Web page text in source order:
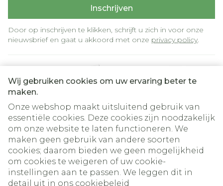
Wij gebruiken cookies om uw ervaring beter te
maken.
Onze webshop maakt uitsluitend gebruik van
essentiële cookies. Deze cookies zijn noodzakelijk
om onze website te laten functioneren. We
maken geen gebruik van andere soorten
cookies; daarom bieden we geen mogelijkheid
om cookies te weigeren of uw cookie-
instellingen aan te passen. We leggen dit in
detail uit in ons cookiebeleid
Inschrijven
Door op inschrijven te klikken, schrijft u zich in voor onze
nieuwsbrief en gaat u akkoord met onze privacy policy.
Juridische links